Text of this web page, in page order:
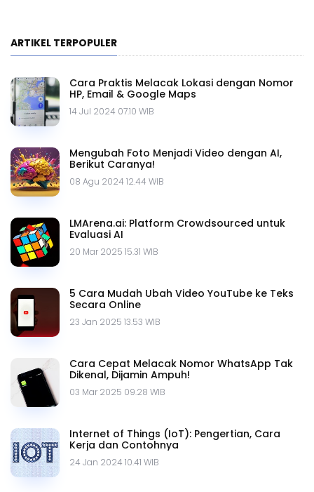
ARTIKEL TERPOPULER
Cara Praktis Melacak Lokasi dengan Nomor
HP, Email & Google Maps
14 Jul 2024 07.10 WIB
Mengubah Foto Menjadi Video dengan AI,
Berikut Caranya!
08 Agu 2024 12.44 WIB
LMArena.ai: Platform Crowdsourced untuk
Evaluasi AI
20 Mar 2025 15.31 WIB
5 Cara Mudah Ubah Video YouTube ke Teks
Secara Online
23 Jan 2025 13.53 WIB
Cara Cepat Melacak Nomor WhatsApp Tak
Dikenal, Dijamin Ampuh!
03 Mar 2025 09.28 WIB
Internet of Things (IoT): Pengertian, Cara
Kerja dan Contohnya
24 Jan 2024 10.41 WIB